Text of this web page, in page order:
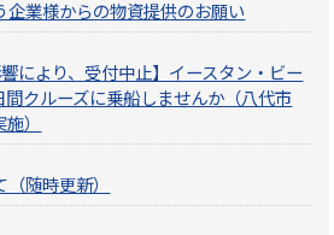
企業様からの物資提供のお願い
により、受付中止】イースタン・ビー
クルーズに乗船しませんか（八代市
）
随時更新）